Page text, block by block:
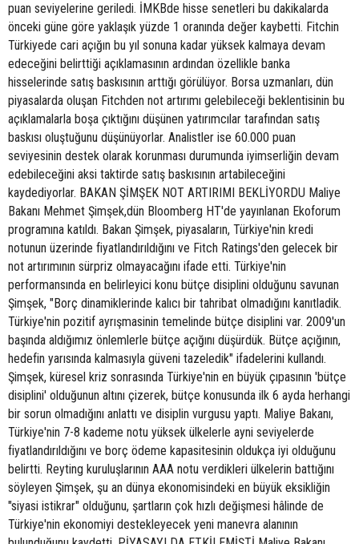
puan seviyelerine geriledi. İMKBde hisse senetleri bu dakikalarda
önceki güne göre yaklaşık yüzde 1 oranında değer kaybetti. Fitchin
Türkiyede cari açığın bu yıl sonuna kadar yüksek kalmaya devam
edeceğini belirttiği açıklamasının ardından özellikle banka
hisselerinde satış baskısının arttığı görülüyor. Borsa uzmanları, dün
piyasalarda oluşan Fitchden not artırımı gelebileceği beklentisinin bu
açıklamalarla boşa çıktığını düşünen yatırımcılar tarafından satış
baskısı oluştuğunu düşünüyorlar. Analistler ise 60.000 puan
seviyesinin destek olarak korunması durumunda iyimserliğin devam
edebileceğini aksi taktirde satış baskısının artabileceğini
kaydediyorlar. BAKAN ŞİMŞEK NOT ARTIRIMI BEKLİYORDU Maliye
Bakanı Mehmet Şimşek,dün Bloomberg HT'de yayınlanan Ekoforum
programına katıldı. Bakan Şimşek, piyasaların, Türkiye'nin kredi
notunun üzerinde fiyatlandırıldığını ve Fitch Ratings'den gelecek bir
not artırımının sürpriz olmayacağını ifade etti. Türkiye'nin
performansında en belirleyici konu bütçe disiplini olduğunu savunan
Şimşek, "Borç dinamiklerinde kalıcı bir tahribat olmadığını kanıtladik.
Türkiye'nin pozitif ayrışmasinin temelinde bütçe disiplini var. 2009'un
başında aldığımız önlemlerle bütçe açığını düşürdük. Bütçe açığının,
hedefin yarısında kalmasıyla güveni tazeledik" ifadelerini kullandı.
Şimşek, küresel kriz sonrasında Türkiye'nin en büyük çıpasının 'bütçe
disiplini' olduğunun altını çizerek, bütçe konusunda ilk 6 ayda herhangi
bir sorun olmadığını anlattı ve disiplin vurgusu yaptı. Maliye Bakanı,
Türkiye'nin 7-8 kademe notu yüksek ülkelerle ayni seviyelerde
fiyatlandırıldığını ve borç ödeme kapasitesinin oldukça iyi olduğunu
belirtti. Reyting kuruluşlarının AAA notu verdikleri ülkelerin battığını
söyleyen Şimşek, şu an dünya ekonomisindeki en büyük eksikliğin
"siyasi istikrar" olduğunu, şartların çok hızlı değişmesi hâlinde de
Türkiye'nin ekonomiyi destekleyecek yeni manevra alanının